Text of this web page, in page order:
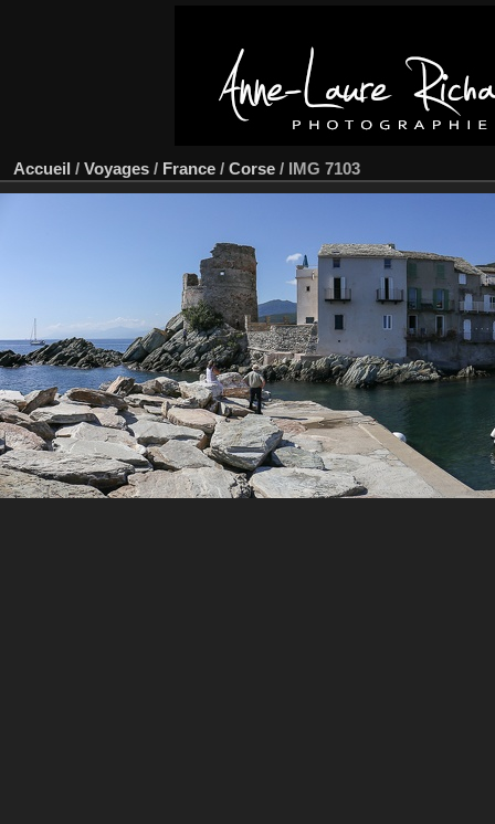
Accueil / Voyages / France / Corse / IMG 7103